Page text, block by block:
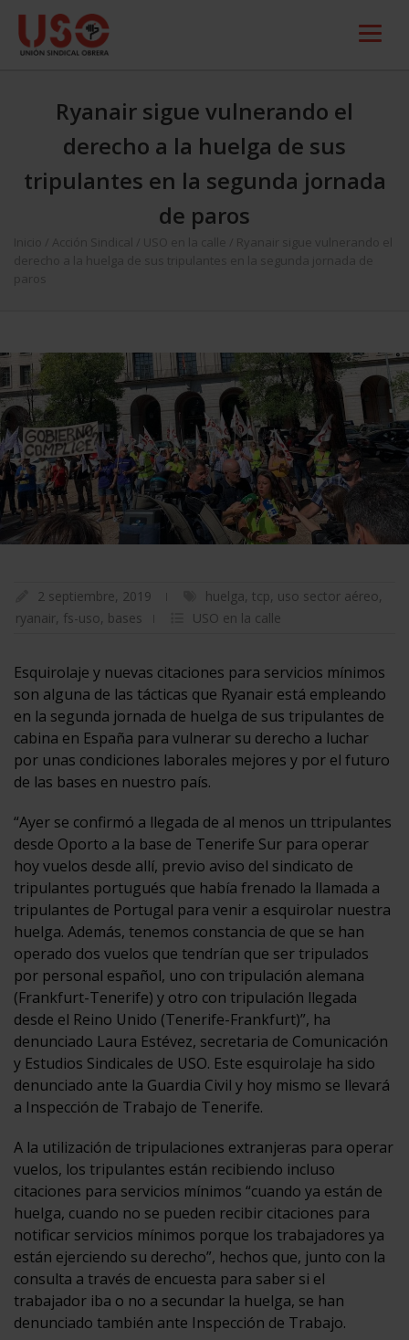
Ryanair sigue vulnerando el
derecho a la huelga de sus
tripulantes en la segunda jornada
de paros
Inicio Acción Sindical USO en la calle
Ryanair sigue vulnerando el
derecho a la huelga de sus tripulantes en la segunda jornada de
paros
2 septiembre, 2019 huelga, tcp, uso sector aéreo,
ryanair, fs-uso, bases USO en la calle
Esquirolaje y nuevas citaciones para servicios mínimos
son alguna de las tácticas que Ryanair está empleando
en la segunda jornada de huelga de sus tripulantes de
cabina en España para vulnerar su derecho a luchar
por unas condiciones laborales mejores y por el futuro
de las bases en nuestro país.
“Ayer se confirmó a llegada de al menos un ttripulantes
desde Oporto a la base de Tenerife Sur para operar
hoy vuelos desde allí, previo aviso del sindicato de
tripulantes portugués que había frenado la llamada a
tripulantes de Portugal para venir a esquirolar nuestra
huelga. Además, tenemos constancia de que se han
operado dos vuelos que tendrían que ser tripulados
por personal español, uno con tripulación alemana
(Frankfurt-Tenerife) y otro con tripulación llegada
desde el Reino Unido (Tenerife-Frankfurt)”, ha
denunciado Laura Estévez, secretaria de Comunicación
y Estudios Sindicales de USO. Este esquirolaje ha sido
denunciado ante la Guardia Civil y hoy mismo se llevará
a Inspección de Trabajo de Tenerife.
A la utilización de tripulaciones extranjeras para operar
vuelos, los tripulantes están recibiendo incluso
citaciones para servicios mínimos “cuando ya están de
huelga, cuando no se pueden recibir citaciones para
notificar servicios mínimos porque los trabajadores ya
están ejerciendo su derecho”, hechos que, junto con la
consulta a través de encuesta para saber si el
trabajador iba o no a secundar la huelga, se han
denunciado también ante Inspección de Trabajo.